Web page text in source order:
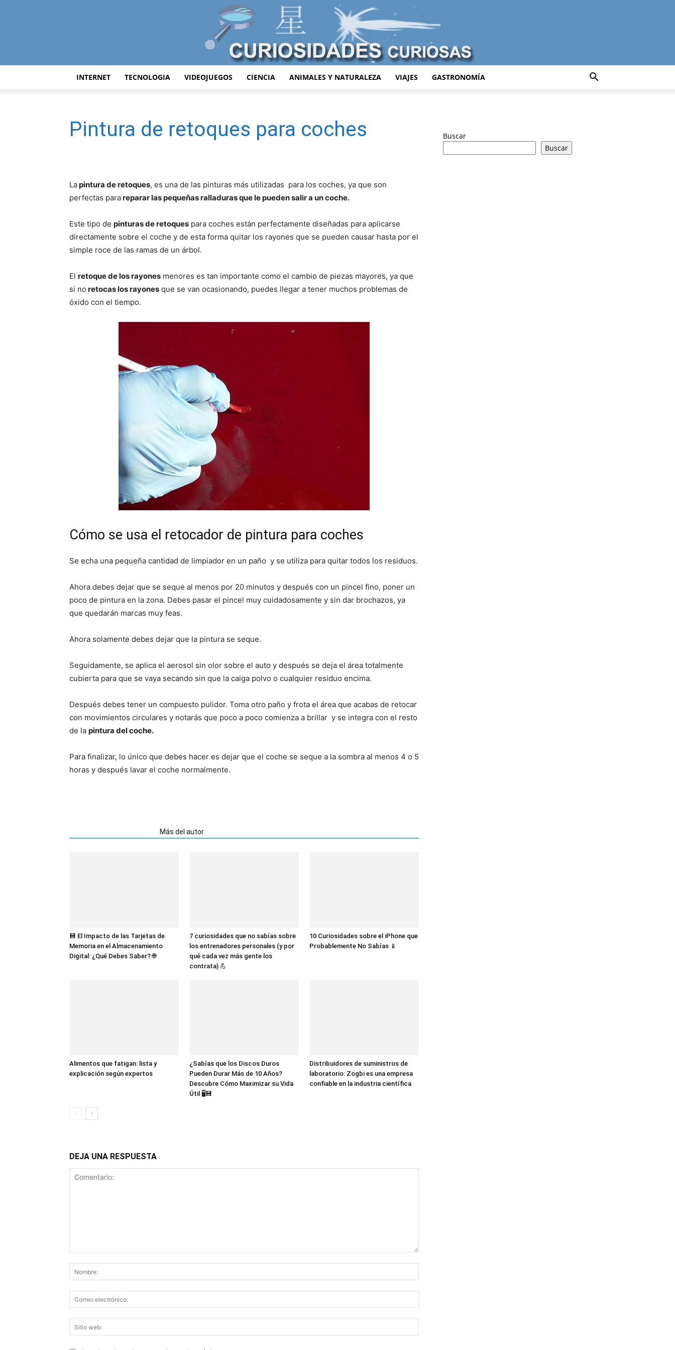
del
Mundo
INTERNET TECNOLOGIA VIDEOJUEGOS CIENCIA ANIMALES Y NATURALEZA VIAJES GASTRONOMÍA
Pintura de retoques para coches
Lapintura de retoques, es una de las pinturas más utilizadas para los coches, ya que son
perfectas parareparar las pequeñas ralladuras que le pueden salir a un coche.
Este tipo de pinturas de retoques para coches están perfectamente diseñadas para aplicarse
directamente sobre el coche y de esta forma quitar los rayones que se pueden causar hasta por el
simple roce de las ramas de un árbol.
El retoque de los rayones menores es tan importante como el cambio de piezas mayores, ya que
si no retocas los rayones que se van ocasionando, puedes llegar a tener muchos problemas de
óxido con el tiempo.
Cómo se usa el retocador de pintura para coches
Se echa una pequeña cantidad de limpiador en un paño y se utiliza para quitar todos los residuos.
Ahora debes dejar que se seque al menos por 20 minutos y después con un pincel fino, poner un
poco de pintura en la zona. Debes pasar el pincel muy cuidadosamente y sin dar brochazos, ya
que quedarán marcas muy feas.
Ahora solamente debes dejar que la pintura se seque.
Seguidamente, se aplica el aerosol sin olor sobre el auto y después se deja el área totalmente
cubierta para que se vaya secando sin que la caiga polvo o cualquier residuo encima.
Después debes tener un compuesto pulidor. Toma otro paño y frota el área que acabas de retocar
con movimientos circulares y notarás que poco a poco comienza a brillar y se integra con el resto
de la pintura del coche.
Para finalizar, lo único que debes hacer es dejar que el coche se seque a la sombra al menos 4 o 5
horas y después lavar el coche normalmente.
Más del autor
💾 El Impacto de las Tarjetas de
Memoria en el Almacenamiento
Digital: ¿Qué Debes Saber? 🌐
7 curiosidades que no sabías sobre
los entrenadores personales (y por
qué cada vez más gente los
contrata) 💪
10 Curiosidades sobre el iPhone que
Probablemente No Sabías 📱
Alimentos que fatigan: lista y
explicación según expertos
¿Sabías que los Discos Duros
Pueden Durar Más de 10 Años?
Descubre Cómo Maximizar su Vida
Útil 🖥️💾
Distribuidores de suministros de
laboratorio: Zogbi es una empresa
confiable en la industria científica
DEJA UNA RESPUESTA
Buscar
Buscar